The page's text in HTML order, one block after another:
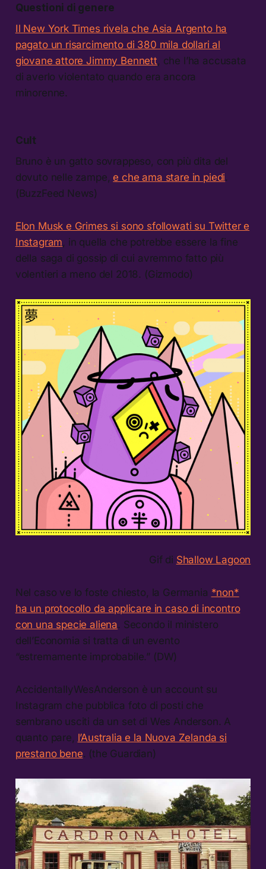
Questioni di genere
Il New York Times rivela che Asia Argento ha
pagato un risarcimento di 380 mila dollari al
giovane attore Jimmy Bennett, che l’ha accusata
di averlo violentato quando era ancora
minorenne.
Cult
Bruno è un gatto sovrappeso, con più dita del
dovuto nelle zampe, e che ama stare in piedi.
(BuzzFeed News)
Elon Musk e Grimes si sono sfollowati su Twitter e
Instagram, in quella che potrebbe essere la fine
della saga di gossip di cui avremmo fatto più
volentieri a meno del 2018. (Gizmodo)
Gif di Shallow Lagoon
Nel caso ve lo foste chiesto, la Germania *non*
ha un protocollo da applicare in caso di incontro
con una specie aliena. Secondo il ministero
dell’Economia si tratta di un evento
“estremamente improbabile.” (DW)
AccidentallyWesAnderson è un account su
Instagram che pubblica foto di posti che
sembrano usciti da un set di Wes Anderson. A
quanto pare, l’Australia e la Nuova Zelanda si
prestano bene. (the Guardian)